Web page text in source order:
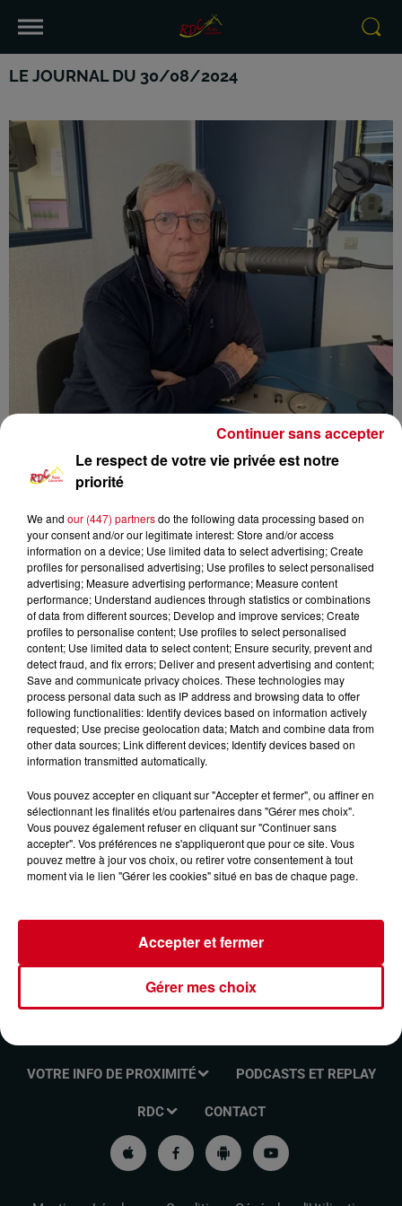
LE JOURNAL DU 30/08/2024
RDC infos locales
RDC RADIO COUSERANS
Les Infos Locales
0:00 9 min 16 sec
30 août 2024 - 9 min 16 sec
LE JOURNAL DU 30/08/2024
Ecouter l'info locale
VOTRE INFO DE PROXIMITÉ PODCASTS ET REPLAY
RDC CONTACT
Le respect de votre vie privée est notre
priorité
We and our (447) partnersdo the following data processing based on
your consent and/or our legitimate interest: Store and/or access
information on a device; Use limited data to select advertising; Create
profiles for personalised advertising; Use profiles to select personalised
advertising; Measure advertising performance; Measure content
performance; Understand audiences through statistics or combinations
of data from different sources; Develop and improve services; Create
profiles to personalise content; Use profiles to select personalised
content; Use limited data to select content; Ensure security, prevent and
detect fraud, and fix errors; Deliver and present advertising and content;
Save and communicate privacy choices. These technologies may
process personal data such as IP address and browsing data to offer
following functionalities: Identify devices based on information actively
requested; Use precise geolocation data; Match and combine data from
other data sources; Link different devices; Identify devices based on
information transmitted automatically.
Vous pouvez accepter en cliquant sur "Accepter et fermer", ou affiner en
sélectionnant les finalités et/ou partenaires dans "Gérer mes choix".
Vous pouvez également refuser en cliquant sur "Continuer sans
accepter". Vos préférences ne s'appliqueront que pour ce site. Vous
pouvez mettre à jour vos choix, ou retirer votre consentement à tout
moment via le lien "Gérer les cookies" situé en bas de chaque page.
Gérer mes choix
Accepter et fermer
Continuer sans accepter